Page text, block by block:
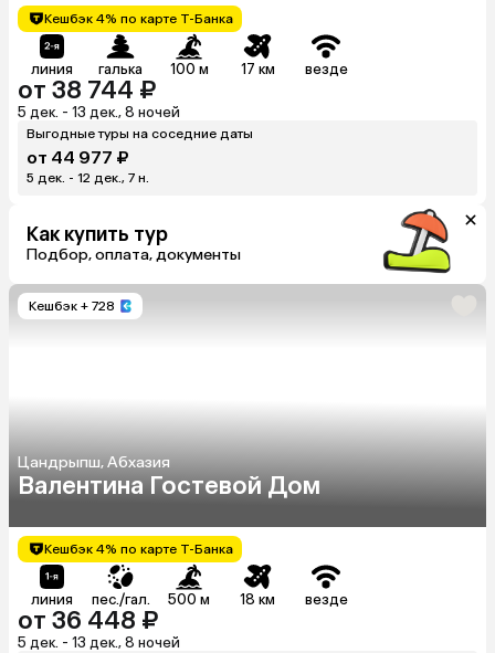
Кешбэк 4% по карте Т-Банка
линия галька 100 м 17 км везде
от 38 744 ₽
5 дек. - 13 дек., 8 ночей
Выгодные туры на соседние даты
от 44 977 ₽
5 дек. - 12 дек., 7 н.
Как купить тур
Подбор, оплата, документы
Кешбэк + 728
Цандрыпш, Абхазия
Валентина Гостевой Дом
Кешбэк 4% по карте Т-Банка
линия пес./гал. 500 м 18 км везде
от 36 448 ₽
5 дек. - 13 дек., 8 ночей